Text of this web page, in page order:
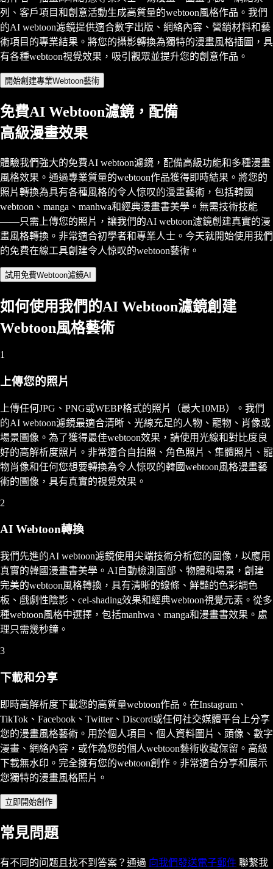
列、客戶項目和創意活動生成高質量的webtoon風格作品。我們
的AI webtoon濾鏡提供適合數字出版、網絡內容、營銷材料和藝
術項目的專業結果。將您的攝影轉換為獨特的漫畫風格插圖，具
有各種webtoon視覺效果，吸引觀眾並提升您的創意作品。
開始創建專業Webtoon藝術
免費AI Webtoon濾鏡，配備
高級漫畫效果
體驗我們強大的免費AI webtoon濾鏡，配備高級功能和多種漫畫
風格效果。通過專業質量的webtoon作品獲得即時結果。將您的
照片轉換為具有各種風格的令人惊叹的漫畫藝術，包括韓國
webtoon、manga、manhwa和經典漫畫書美學。無需技術技能
——只需上傳您的照片，讓我們的AI webtoon濾鏡創建真實的漫
畫風格轉換。非常適合初學者和專業人士。今天就開始使用我們
的免費在線工具創建令人惊叹的webtoon藝術。
試用免費Webtoon濾鏡AI
如何使用我們的AI Webtoon濾鏡創建
Webtoon風格藝術
1
上傳您的照片
上傳任何JPG、PNG或WEBP格式的照片（最大10MB）。我們
的AI webtoon濾鏡最適合清晰、光線充足的人物、寵物、肖像或
場景圖像。為了獲得最佳webtoon效果，請使用光線和對比度良
好的高解析度照片。非常適合自拍照、角色照片、集體照片、寵
物肖像和任何您想要轉換為令人惊叹的韓國webtoon風格漫畫藝
術的圖像，具有真實的視覺效果。
2
AI Webtoon轉換
我們先進的AI webtoon濾鏡使用尖端技術分析您的圖像，以應用
真實的韓國漫畫書美學。AI自動檢測面部、物體和場景，創建
完美的webtoon風格轉換，具有清晰的線條、鮮豔的色彩調色
板、戲劇性陰影、cel-shading效果和經典webtoon視覺元素。從多
種webtoon風格中選擇，包括manhwa、manga和漫畫書效果。處
理只需幾秒鐘。
3
下載和分享
即時高解析度下載您的高質量webtoon作品。在Instagram、
TikTok、Facebook、Twitter、Discord或任何社交媒體平台上分享
您的漫畫風格藝術。用於個人項目、個人資料圖片、頭像、數字
漫畫、網絡內容，或作為您的個人webtoon藝術收藏保留。高級
下載無水印。完全擁有您的webtoon創作。非常適合分享和展示
您獨特的漫畫風格照片。
立即開始創作
常見問題
有不同的问题且找不到答案？通過 向我們發送電子郵件 聯繫我